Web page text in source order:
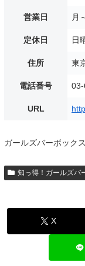
営業日 月
定休日 日
住所 東
電話番号
URL
ガールズバーボック
知っ得！ガールズバ
X